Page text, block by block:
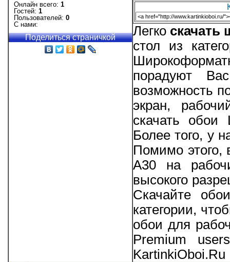
Онлайн всего: 1
Гостей: 1
Пользователей: 0
С нами:
Поделиться страничкой Легко
стол из
порадуют
возможность
экран,
скачать обои
Более того, у
Помимо этого,
A30 на
высокого
Скачайте
категории,
обои для
Premium
KartinkiOboi.Ru